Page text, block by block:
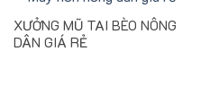
XƯỞNG MŨ TAI BÈO NÔNG
DÂN GIÁ RẺ